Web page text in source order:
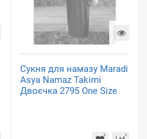
Сукня для намазу Maradi
Asya Namaz Takimi
Двоєчка 2795 One Size